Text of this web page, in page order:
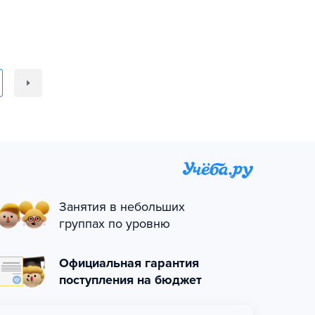
Занятия в небольших
группах по уровню
Официальная гарантия
поступления на бюджет